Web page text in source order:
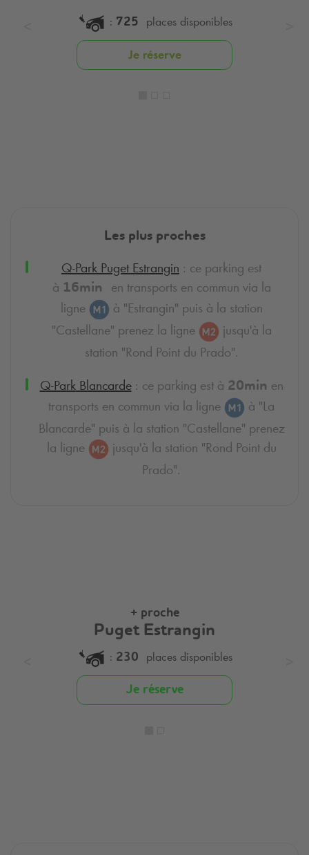
: 725 places disponibles
Je réserve
Les plus proches
Q-Park Puget Estrangin : ce parking est
à 16min en transports en commun via la
ligne
à "Estrangin" puis à la station
"Castellane" prenez la ligne
jusqu'à la
station "Rond Point du Prado".
Q-ParkBlancarde: ce parking est à 20min en
transports en commun via la ligne
à "La
Blancarde" puis à la station "Castellane" prenez
la ligne
jusqu'à la station "Rond Point du
Prado".
+ proche
Puget Estrangin
: 230 places disponibles
Je réserve